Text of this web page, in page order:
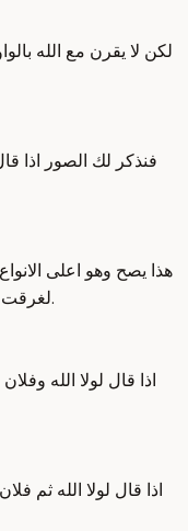
لكن لا يقرن مع الله
فنذكر لك الصور اذا
هذا يصح وهو اعلى
لغرقت هذا جائز لانه اضافه الى سبب معلوم صحيح.
اذا قال لولا الله
اذا قال لولا الله ثم